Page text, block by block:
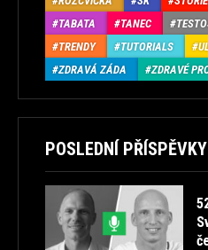
TABATA
TANEC
TRENDY
TUTORIALS
ZDRAVÁ ZÁDA
ZDRAVÉ
POSLEDNÍ PŘÍSPĚVKY